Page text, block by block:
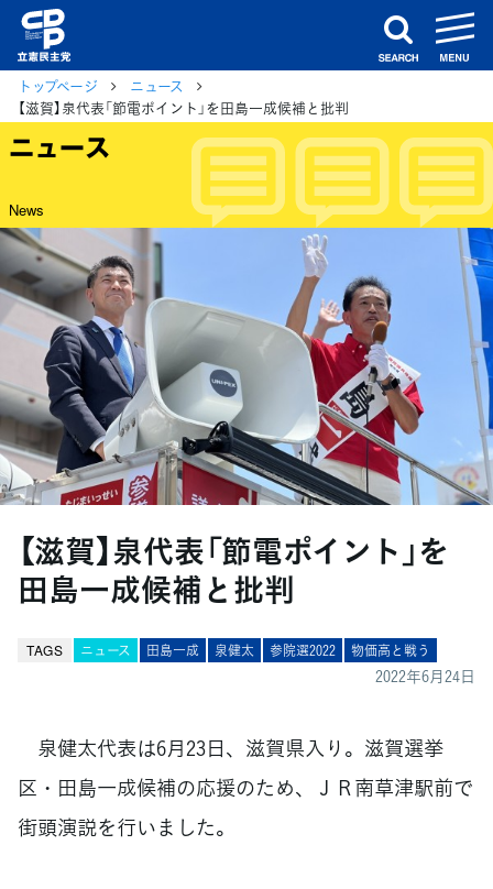
search
トップページ
ニュース
【滋賀】泉代表「節電ポイント」を田島一成候補と批判
ニュース
News
【滋賀】泉代表「節電ポイント」を
田島一成候補と批判
TAGS ニュース 田島一成 泉健太 参院選2022 物価高と戦う
2022年6月24日
泉健太代表は6月23日、滋賀県入り。滋賀選挙
区・田島一成候補の応援のため、ＪＲ南草津駅前で
街頭演説を行いました。